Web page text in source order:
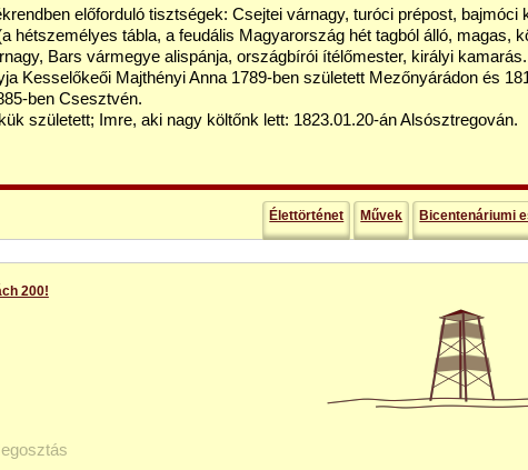
előforduló tisztségek: Csejtei várnagy, turóci prépost,
hétszemélyes tábla, a feudális Magyarország hét tagból álló, magas,
Bars vármegye alispánja, országbírói ítélőmester, királyi kamarás.
Kesselőkeői Majthényi Anna 1789-ben született Mezőnyárádon és
ben Csesztvén.
született; Imre, aki nagy költőnk lett: 1823.01.20-án Alsósztregován.
Élettörténet Művek Bicentenáriumi
200!